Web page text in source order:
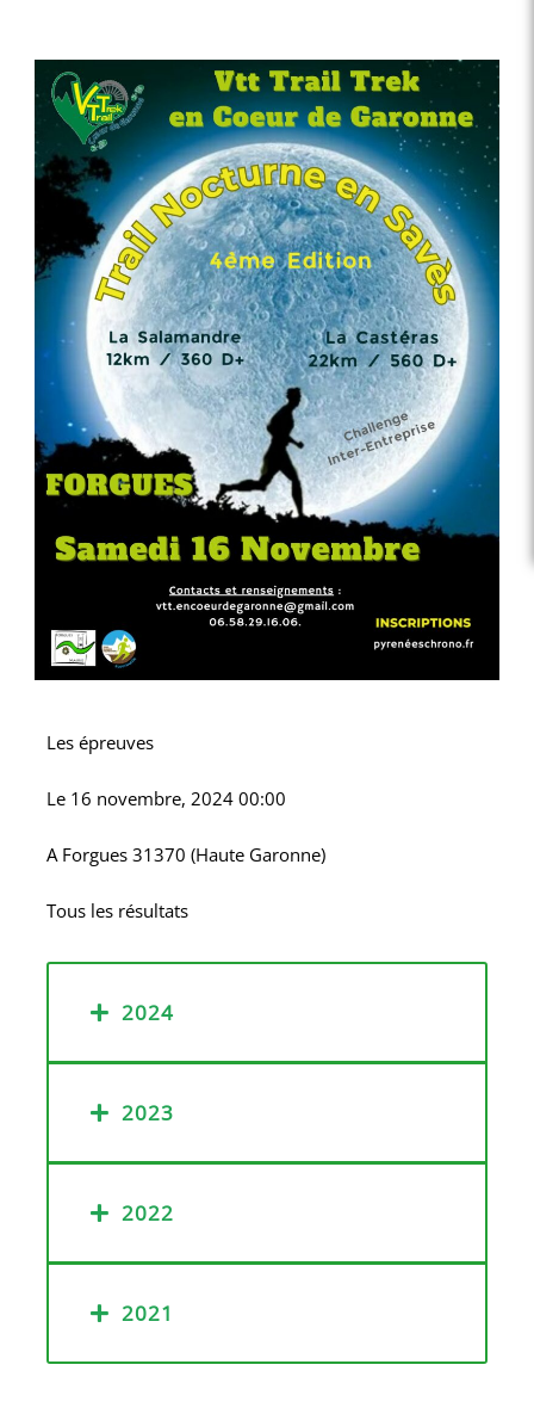
Les épreuves
Le 16 novembre, 2024 00:00
A Forgues 31370 (Haute Garonne)
Tous les résultats
2024
2023
2022
2021